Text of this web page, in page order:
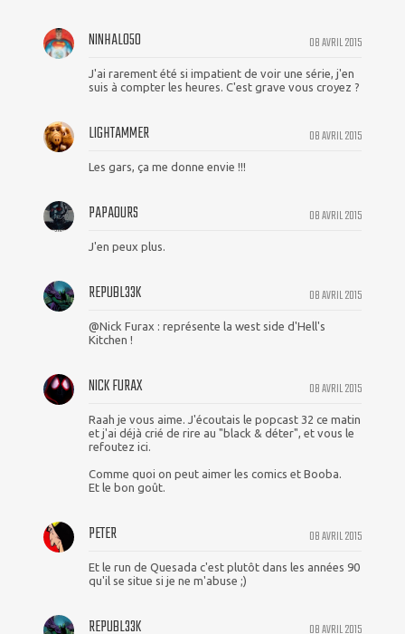
08 AVRIL 2015
NINHALO50
J'ai rarement été si impatient de voir une série, j'en
suis à compter les heures. C'est grave vous croyez ?
08 AVRIL 2015
LIGHTAMMER
Les gars, ça me donne envie !!!
08 AVRIL 2015
PAPAOURS
J'en peux plus.
08 AVRIL 2015
REPUBL33K
@Nick Furax : représente la west side d'Hell's
Kitchen !
08 AVRIL 2015
NICK FURAX
Raah je vous aime. J'écoutais le popcast 32 ce matin
et j'ai déjà crié de rire au "black & déter", et vous le
refoutez ici.
Comme quoi on peut aimer les comics et Booba.
Et le bon goût.
08 AVRIL 2015
PETER
Et le run de Quesada c'est plutôt dans les années 90
qu'il se situe si je ne m'abuse ;)
08 AVRIL 2015
REPUBL33K